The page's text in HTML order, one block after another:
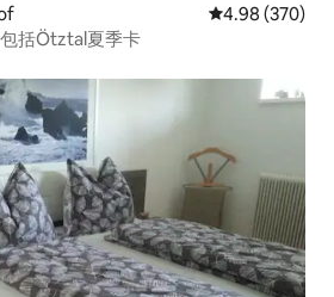
平均评分 4.98
4.98 (370)
括Ötztal夏季卡